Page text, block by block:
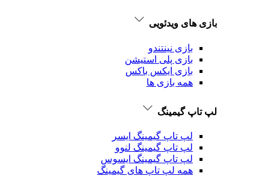
بازی های ویدئویی
بازی نینتندو
بازی پلی استیشن
بازی ایکس باکس
همه بازی ها
لپ تاپ گیمینگ
لپ تاپ گیمینگ ایسر
لپ تاپ گیمینگ لنوو
لپ تاپ گیمینگ ایسوس
همه لپ تاپ های گیمینگ